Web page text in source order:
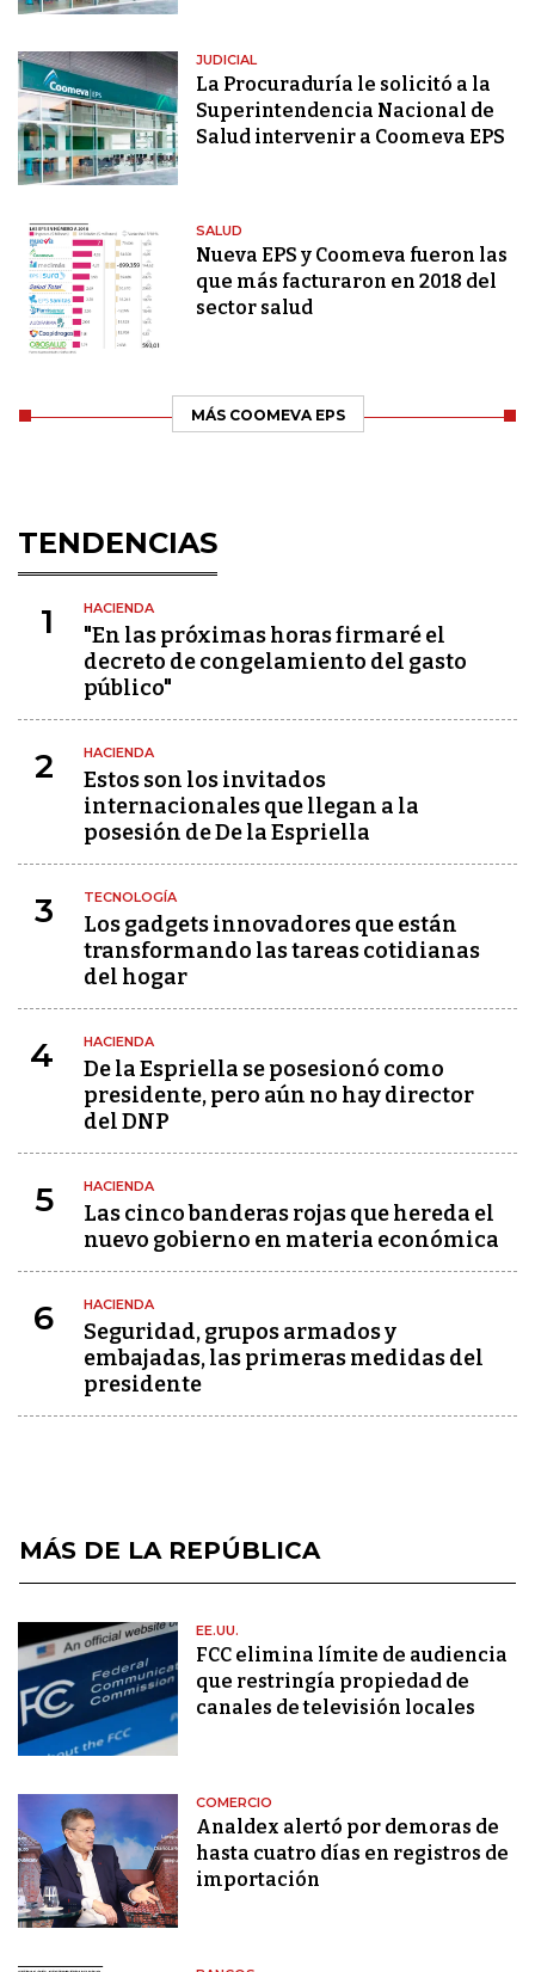
JUDICIAL
La Procuraduría le solicitó a la
Superintendencia Nacional de
Salud intervenir a Coomeva EPS
SALUD
Nueva EPS y Coomeva fueron las
que más facturaron en 2018 del
sector salud
MÁS COOMEVA EPS
TENDENCIAS
1 HACIENDA
"En las próximas horas firmaré el
decreto de congelamiento del gasto
público"
2 HACIENDA
Estos son los invitados
internacionales que llegan a la
posesión de De la Espriella
3 TECNOLOGÍA
Los gadgets innovadores que están
transformando las tareas cotidianas
del hogar
4 HACIENDA
De la Espriella se posesionó como
presidente, pero aún no hay director
del DNP
5 HACIENDA
Las cinco banderas rojas que hereda el
nuevo gobierno en materia económica
6 HACIENDA
Seguridad, grupos armados y
embajadas, las primeras medidas del
presidente
MÁS DE LA REPÚBLICA
EE.UU.
FCC elimina límite de audiencia
que restringía propiedad de
canales de televisión locales
COMERCIO
Analdex alertó por demoras de
hasta cuatro días en registros de
importación